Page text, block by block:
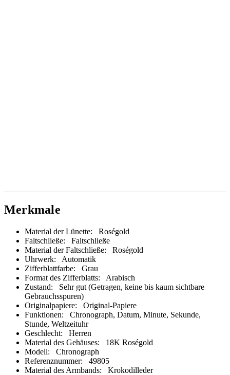
Merkmale
Material der Lünette:
Roségold
Faltschließe:
Faltschließe
Material der Faltschließe:
Roségold
Uhrwerk:
Automatik
Zifferblattfarbe:
Grau
Format des Zifferblatts:
Arabisch
Zustand:
Sehr gut (Getragen, keine bis kaum sichtbare
Gebrauchsspuren)
Originalpapiere:
Original-Papiere
Funktionen:
Chronograph, Datum, Minute, Sekunde,
Stunde, Weltzeituhr
Geschlecht:
Herren
Material des Gehäuses:
18K Roségold
Modell:
Chronograph
Referenznummer:
49805
Material des Armbands:
Krokodilleder